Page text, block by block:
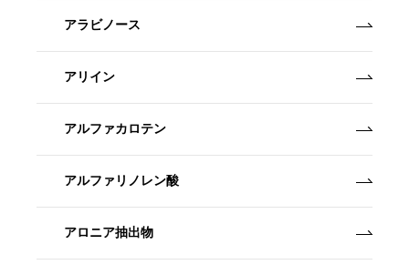
アラビノース
アリイン
アルファカロテン
アルファリノレン酸
アロニア抽出物